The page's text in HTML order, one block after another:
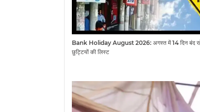
Bank Holiday August 2026: अगस्त में 14 दिन बंद
छुट्टियों की लिस्ट​​​​​​​